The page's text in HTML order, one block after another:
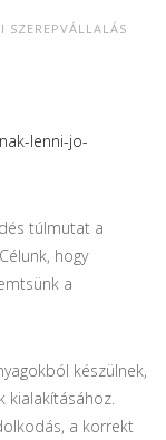
SZEREPVÁLLALÁS
lenni-jo-
túlmutat a
hogy
a
készülnek,
kialakításához.
a korrekt